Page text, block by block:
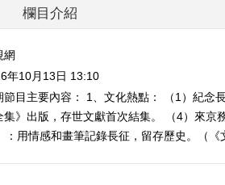
欄目介紹
網
年10月13日 13:10
節目主要內容： 1、文化熱點： （1）紀念
》出版，存世文獻首次結集。 （4）來京
用情感和畫筆記錄長征，留存歷史。（《